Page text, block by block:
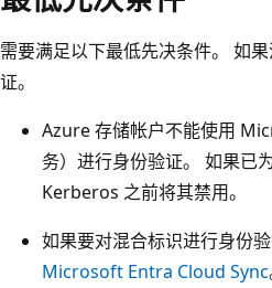
需要满足以下最低先决条件。 如
证。
Azure 存储帐户不能使用
务）进行身份验证。 如果已
Kerberos 之前将其禁用。
如果要对混合标识进行身份
Microsoft Entra Cloud Sync